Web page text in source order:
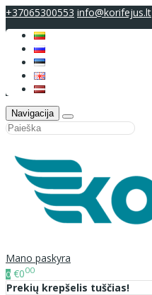
+37065300553 info@korifejus.lt
Navigacija
Mano paskyra
0 €000
Prekių krepšelis tuščias!